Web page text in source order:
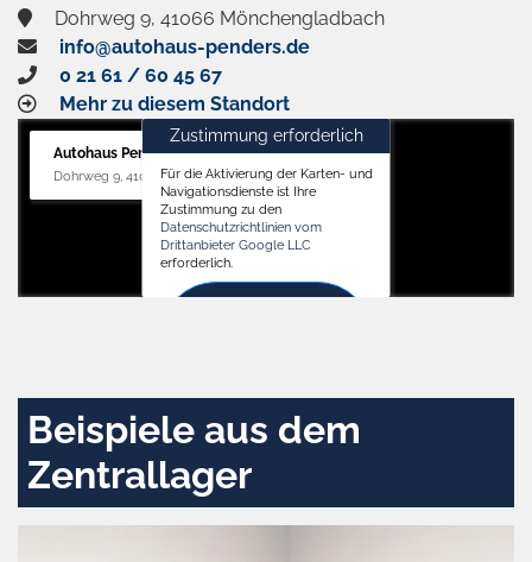
Dohrweg 9, 41066 Mönchengladbach
info@autohaus-penders.de
0 21 61 / 60 45 67
Mehr zu diesem Standort
Autohaus Penders (Service)
Dohrweg 9, 41066 Mönchengladbach
Zustimmung erforderlich
Für die Aktivierung der Karten- und
Navigationsdienste ist Ihre
Zustimmung zu den
Datenschutzrichtlinien vom
Drittanbieter Google LLC
erforderlich.
Beispiele aus dem
Zentrallager